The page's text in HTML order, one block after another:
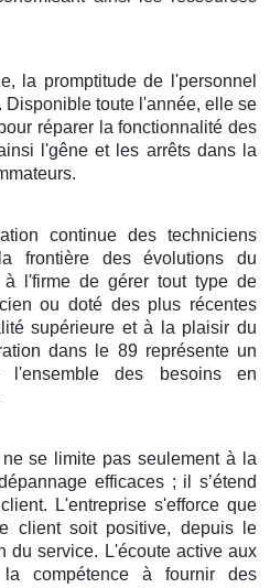
la promptitude de l'personnel
Disponible toute l'année, elle se
réparer la fonctionnalité des
l'gêne et les arrêts dans la
continue des techniciens
frontière des évolutions du
à l'firme de gérer tout type de
ou doté des plus récentes
supérieure et à la plaisir du
dans le 89 représente un
l'ensemble des besoins en
ne se limite pas seulement à la
efficaces ; il s’étend
L'entreprise s'efforce que
client soit positive, depuis le
du service. L'écoute active aux
compétence à fournir des